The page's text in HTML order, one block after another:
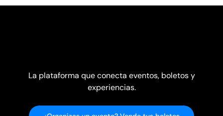
La plataforma que conecta eventos, boletos y
experiencias.